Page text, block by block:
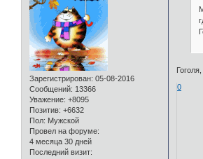
Зарегистрирован: 05-08-2016
Сообщений: 13366
Уважение: +8095
Позитив: +6632
Пол: Мужской
Провел на форуме:
4 месяца 30 дней
Последний визит:
Гоголя,
0